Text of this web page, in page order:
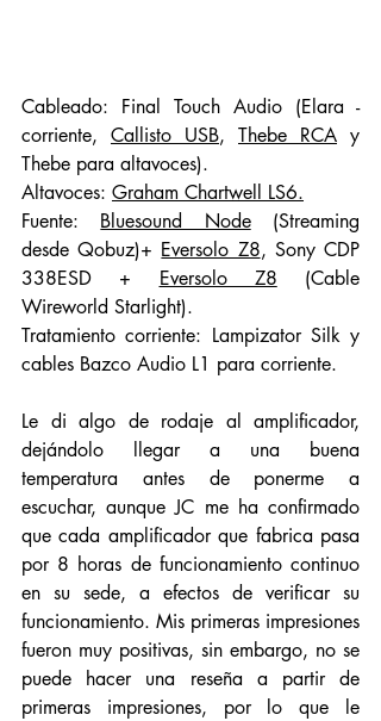
Cableado: Final Touch Audio (Elara -
corriente, Callisto USB, Thebe RCA y
Thebe para altavoces).
Altavoces: Graham Chartwell LS6.
Fuente: Bluesound Node (Streaming
desde Qobuz)+ Eversolo Z8, Sony CDP
338ESD + Eversolo Z8 (Cable
Wireworld Starlight).
Tratamiento corriente: Lampizator Silk y
cables Bazco Audio L1 para corriente.
Le di algo de rodaje al amplificador,
dejándolo llegar a una buena
temperatura antes de ponerme a
escuchar, aunque JC me ha confirmado
que cada amplificador que fabrica pasa
por 8 horas de funcionamiento continuo
en su sede, a efectos de verificar su
funcionamiento. Mis primeras impresiones
fueron muy positivas, sin embargo, no se
puede hacer una reseña a partir de
primeras impresiones, por lo que le